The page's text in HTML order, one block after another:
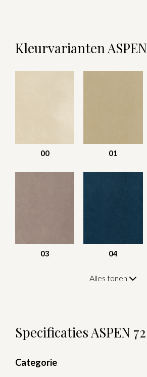
Kleurvarianten ASPEN
00 01
03 04
Alles tonen
Specificaties ASPEN 72
Categorie